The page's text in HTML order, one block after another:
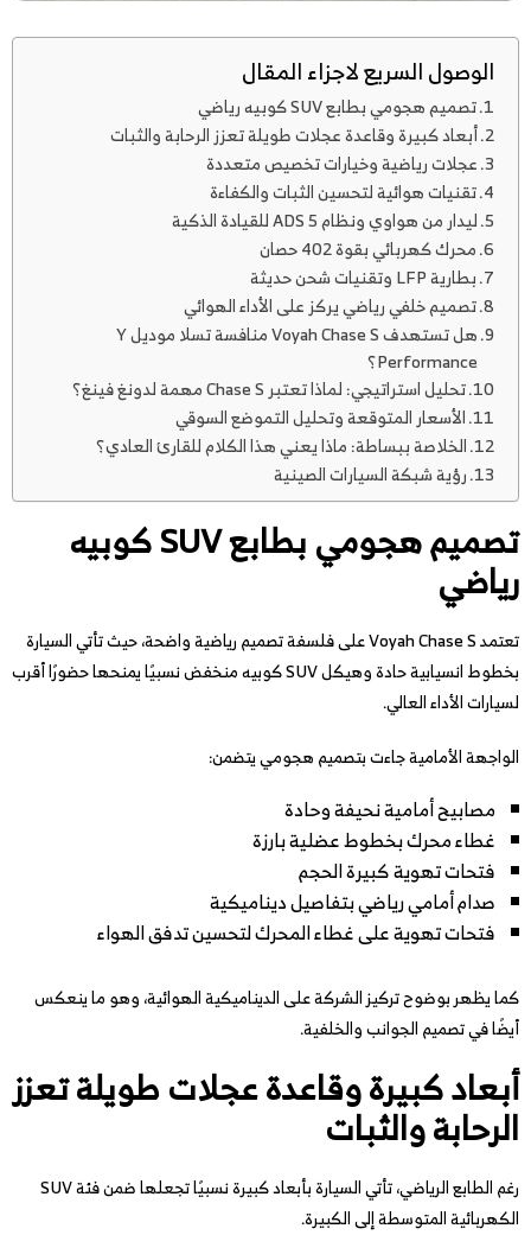
الوصول السريع لاجزاء المقال
تصميم هجومي بطابع SUV كوبيه رياضي
أبعاد كبيرة وقاعدة عجلات طويلة تعزز الرحابة والثبات
عجلات رياضية وخيارات تخصيص متعددة
تقنيات هوائية لتحسين الثبات والكفاءة
ليدار من هواوي ونظام ADS 5 للقيادة الذكية
محرك كهربائي بقوة 402 حصان
بطارية LFP وتقنيات شحن حديثة
تصميم خلفي رياضي يركز على الأداء الهوائي
هل تستهدف Voyah Chase S منافسة تسلا موديل Y
Performance؟
تحليل استراتيجي: لماذا تعتبر Chase S مهمة لدونغ فينغ؟
الأسعار المتوقعة وتحليل التموضع السوقي
الخلاصة ببساطة: ماذا يعني هذا الكلام للقارئ العادي؟
رؤية شبكة السيارات الصينية
تصميم هجومي بطابع SUV كوبيه
رياضي
تعتمد Voyah Chase S على فلسفة تصميم رياضية واضحة، حيث تأتي السيارة
بخطوط انسيابية حادة وهيكل SUV كوبيه منخفض نسبيًا يمنحها حضورًا أقرب
لسيارات الأداء العالي.
الواجهة الأمامية جاءت بتصميم هجومي يتضمن:
مصابيح أمامية نحيفة وحادة
غطاء محرك بخطوط عضلية بارزة
فتحات تهوية كبيرة الحجم
صدام أمامي رياضي بتفاصيل ديناميكية
فتحات تهوية على غطاء المحرك لتحسين تدفق الهواء
كما يظهر بوضوح تركيز الشركة على الديناميكية الهوائية، وهو ما ينعكس
أيضًا في تصميم الجوانب والخلفية.
أبعاد كبيرة وقاعدة عجلات طويلة تعزز
الرحابة والثبات
رغم الطابع الرياضي، تأتي السيارة بأبعاد كبيرة نسبيًا تجعلها ضمن فئة SUV
الكهربائية المتوسطة إلى الكبيرة.